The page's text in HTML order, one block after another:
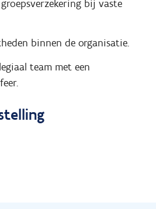
bij vaste
binnen de organisatie.
team met een